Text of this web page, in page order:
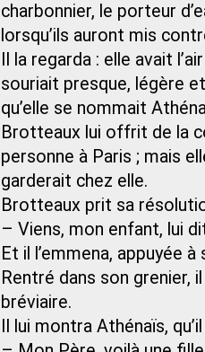
charbonnier, le porteur
lorsqu’ils auront mis
Il la regarda : elle avait
souriait presque, légère
qu’elle se nommait
Brotteaux lui offrit de la
personne à Paris ; mais
garderait chez elle.
Brotteaux prit sa
– Viens, mon enfant, lui
Et il l’emmena, appuyée à
Rentré dans son grenier,
bréviaire.
Il lui montra Athénaïs,